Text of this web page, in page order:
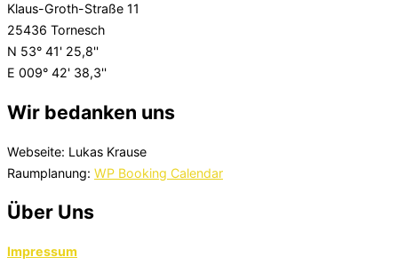
Klaus-Groth-Straße 11
25436 Tornesch
N 53° 41' 25,8''
E 009° 42' 38,3''
Wir bedanken uns
Webseite: Lukas Krause
Raumplanung: WP Booking Calendar
Über Uns
Impressum